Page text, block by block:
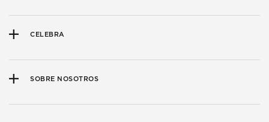
CELEBRA
SOBRE NOSOTROS